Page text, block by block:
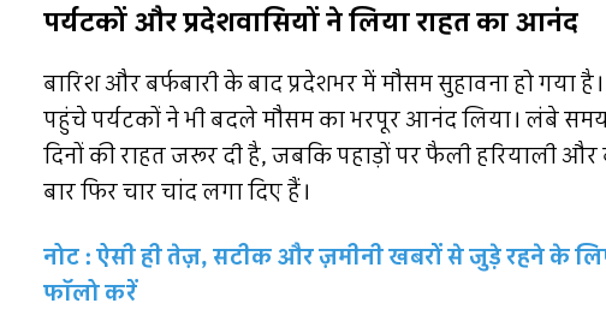
पर्यटकों और प्रदेशवासियों ने लिया राहत का आनंद
बारिश और बर्फबारी के बाद प्रदेशभर में मौसम सुहावना हो गया
पहुंचे पर्यटकों ने भी बदले मौसम का भरपूर आनंद लिया। लंबे समय
दिनों की राहत जरूर दी है, जबकि पहाड़ों पर फैली हरियाली
बार फिर चार चांद लगा दिए हैं।
नोट : ऐसी ही तेज़, सटीक और ज़मीनी खबरों से जुड़े रहने के
फॉलो करें